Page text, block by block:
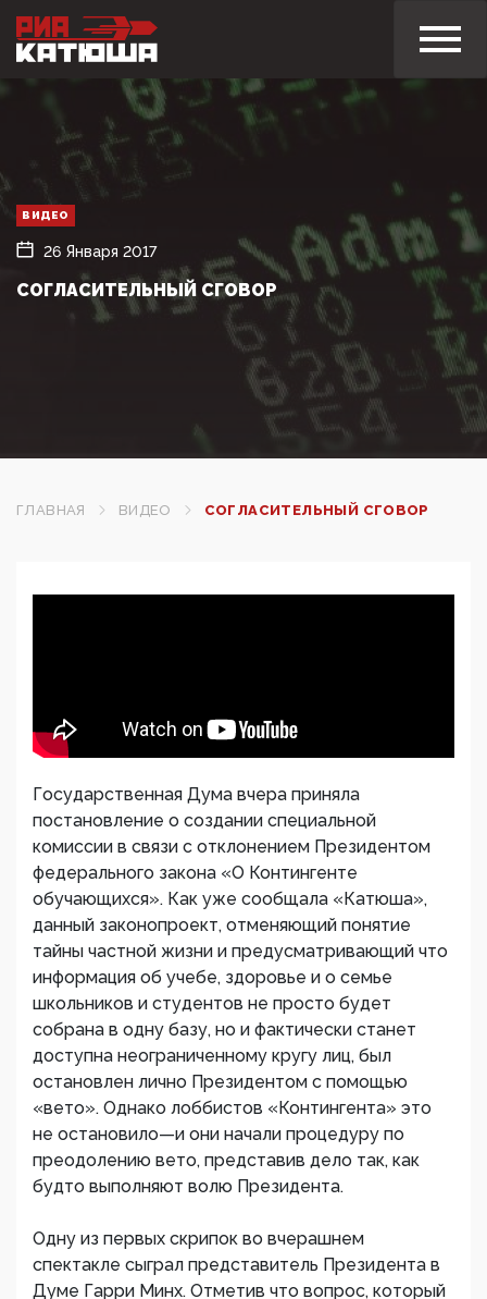
ВИДЕО
26 Января 2017
СОГЛАСИТЕЛЬНЫЙ СГОВОР
ГЛАВНАЯ ВИДЕО СОГЛАСИТЕЛЬНЫЙ СГОВОР
Государственная Дума вчера приняла
постановление о создании специальной
комиссии в связи с отклонением Президентом
федерального закона «О Контингенте
обучающихся». Как уже сообщала «Катюша»,
данный законопроект, отменяющий понятие
тайны частной жизни и предусматривающий что
информация об учебе, здоровье и о семье
школьников и студентов не просто будет
собрана в одну базу, но и фактически станет
доступна неограниченному кругу лиц, был
остановлен лично Президентом с помощью
«вето». Однако лоббистов «Контингента» это
не остановило—и они начали процедуру по
преодолению вето, представив дело так, как
будто выполняют волю Президента.
Одну из первых скрипок во вчерашнем
спектакле сыграл представитель Президента в
Думе Гарри Минх. Отметив что вопрос, который